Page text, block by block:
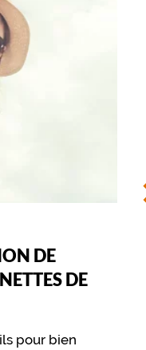
DE
DE
pour bien